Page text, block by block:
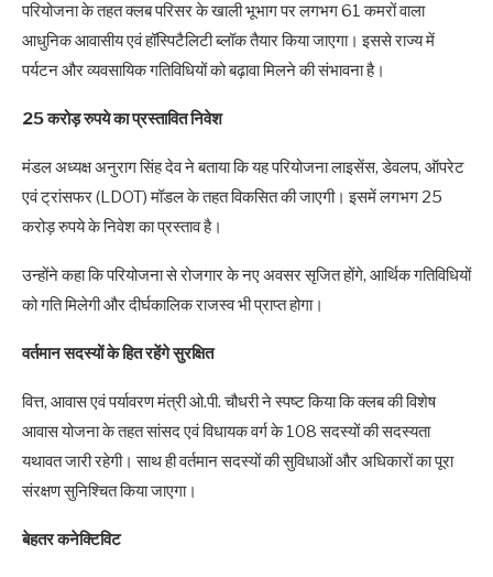
परियोजना के तहत क्लब परिसर के खाली भूभाग पर लगभग 61 कमरों वाला
आधुनिक आवासीय एवं हॉस्पिटैलिटी ब्लॉक तैयार किया जाएगा। इससे राज्य में
पर्यटन और व्यवसायिक गतिविधियों को बढ़ावा मिलने की संभावना है।
25 करोड़ रुपये का प्रस्तावित निवेश
मंडल अध्यक्ष अनुराग सिंह देव ने बताया कि यह परियोजना लाइसेंस, डेवलप, ऑपरेट
एवं ट्रांसफर (LDOT) मॉडल के तहत विकसित की जाएगी। इसमें लगभग 25
करोड़ रुपये के निवेश का प्रस्ताव है।
उन्होंने कहा कि परियोजना से रोजगार के नए अवसर सृजित होंगे, आर्थिक गतिविधियों
को गति मिलेगी और दीर्घकालिक राजस्व भी प्राप्त होगा।
वर्तमान सदस्यों के हित रहेंगे सुरक्षित
वित्त, आवास एवं पर्यावरण मंत्री ओ.पी. चौधरी ने स्पष्ट किया कि क्लब की विशेष
आवास योजना के तहत सांसद एवं विधायक वर्ग के 108 सदस्यों की सदस्यता
यथावत जारी रहेगी। साथ ही वर्तमान सदस्यों की सुविधाओं और अधिकारों का पूरा
संरक्षण सुनिश्चित किया जाएगा।
बेहतर कनेक्टिविट